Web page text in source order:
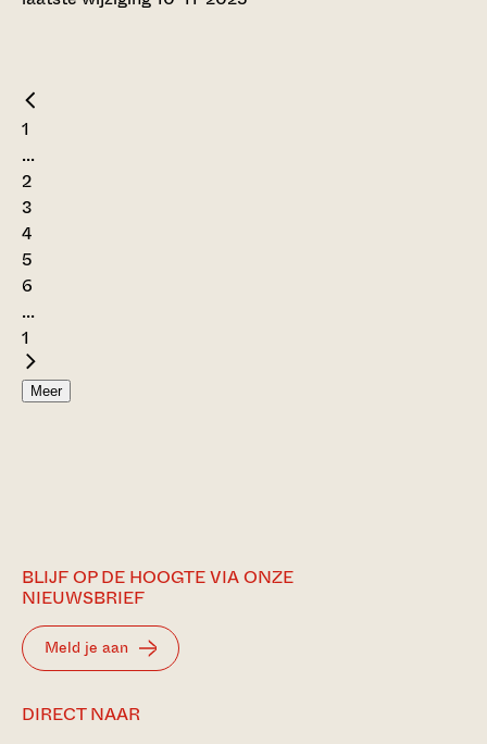
1
...
2
3
4
5
6
...
1
Meer
BLIJF OP DE HOOGTE VIA ONZE
NIEUWSBRIEF
Meld je aan
DIRECT NAAR